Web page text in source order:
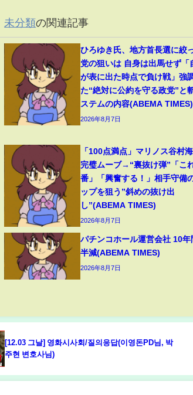
未分類の関連記事
ひろゆき氏、地方首長選に絞
党の狙いは 自身は出馬せず「
が表に出た時点で負け戦」強
た“絶対に公約を守る政党”と
ステムの内容(ABEMA TIMES)
2026年8月7日
「100点満点」マリノス谷村海
完璧ムーブ→“裏抜け弾”「こ
番」「興奮する！」相手守備
ップを狙う”斜めの抜け出
し”(ABEMA TIMES)
2026年8月7日
パチンコホール運営会社 10年
半減(ABEMA TIMES)
2026年8月7日
[12.03 그날] 영화시사회/질의응답(이영돈PD님, 박
주현 변호사님)